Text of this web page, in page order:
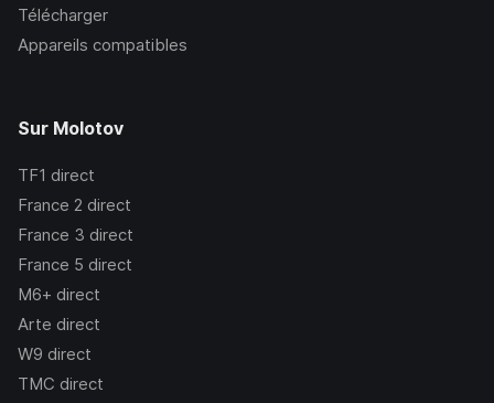
Télécharger
Appareils compatibles
Sur Molotov
TF1 direct
France 2 direct
France 3 direct
France 5 direct
M6+ direct
Arte direct
W9 direct
TMC direct